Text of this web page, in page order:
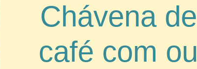
Chávena de
café com ou